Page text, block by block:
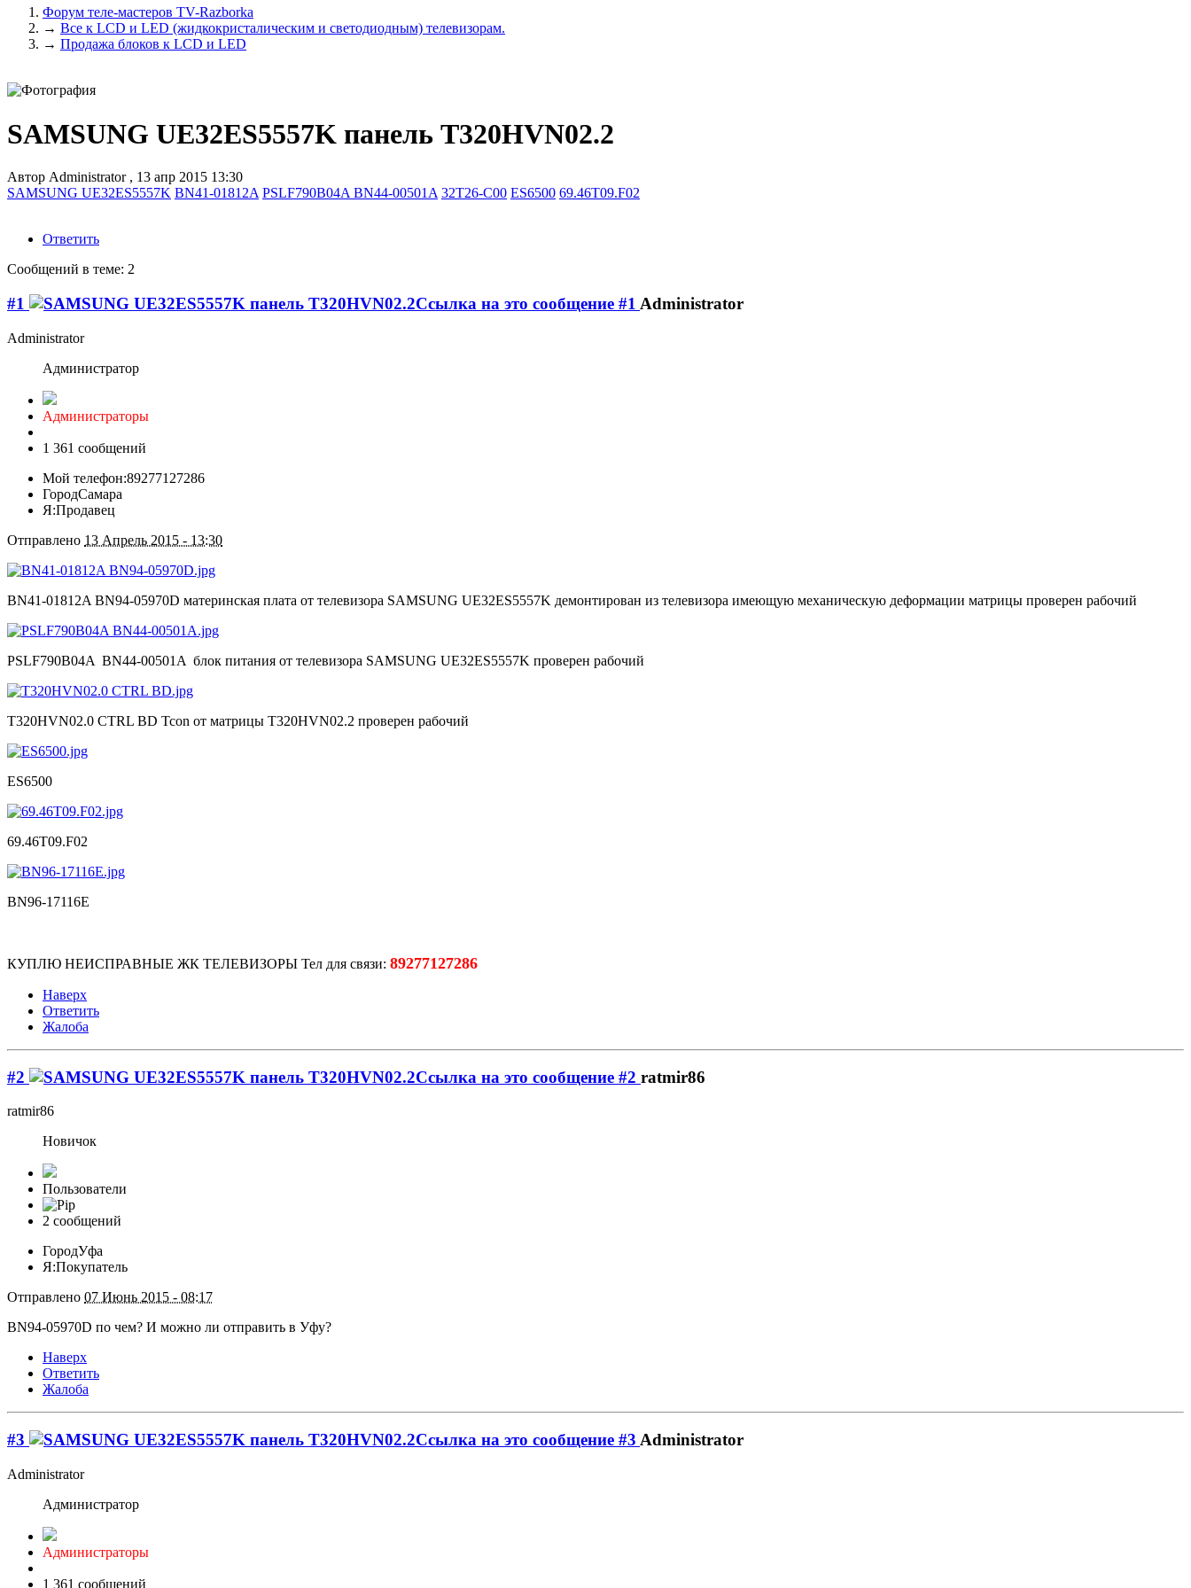
Форум теле-мастеров TV-Razborka
→ Все к LCD и LED (жидкокристалическим и светодиодным) телевизорам.
→ Продажа блоков к LCD и LED
SAMSUNG UE32ES5557K панель T320HVN02.2
Автор Administrator , 13 апр 2015 13:30
SAMSUNG UE32ES5557K BN41-01812A PSLF790B04A BN44-00501A 32T26-C00 ES6500 69.46T09.F02
Ответить
Сообщений в теме: 2
#1 Administrator
Administrator
Администратор
Администраторы
1 361 сообщений
Мой телефон:89277127286
ГородСамара
Я:Продавец
Отправлено 13 Апрель 2015 - 13:30
BN41-01812A BN94-05970D материнская плата от телевизора SAMSUNG UE32ES5557K демонтирован из телевизора имеющую механическую деформации матрицы проверен рабочий
PSLF790B04A BN44-00501A блок питания от телевизора SAMSUNG UE32ES5557K проверен рабочий
T320HVN02.0 CTRL BD Tcon от матрицы T320HVN02.2 проверен рабочий
ES6500
69.46T09.F02
BN96-17116E
КУПЛЮ НЕИСПРАВНЫЕ ЖК ТЕЛЕВИЗОРЫ Тел для связи: 89277127286
Наверх
Ответить
Жалоба
#2 ratmir86
ratmir86
Новичок
Пользователи
2 сообщений
ГородУфа
Я:Покупатель
Отправлено 07 Июнь 2015 - 08:17
BN94-05970D по чем? И можно ли отправить в Уфу?
Наверх
Ответить
Жалоба
#3 Administrator
Administrator
Администратор
Администраторы
1 361 сообщений